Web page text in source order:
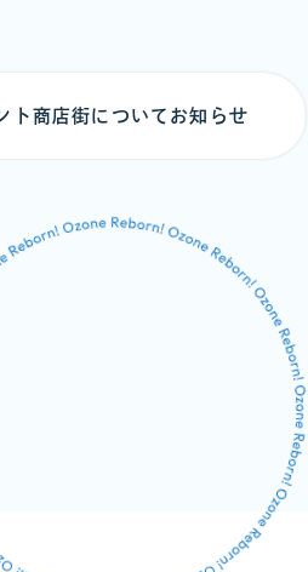
ト 商店街について お知らせ